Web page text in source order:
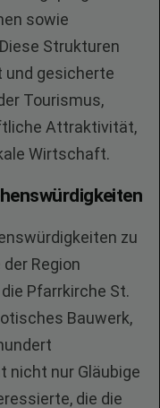
sowie
Strukturen
und gesicherte
Tourismus,
Attraktivität,
Wirtschaft.
zu
Region
Pfarrkirche St.
Bauwerk,
nicht nur Gläubige
die die